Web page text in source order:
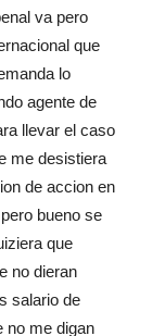
va pero
que
lo
agente de
llevar el caso
me desistiera
de accion en
bueno se
que
no dieran
salario de
no me digan